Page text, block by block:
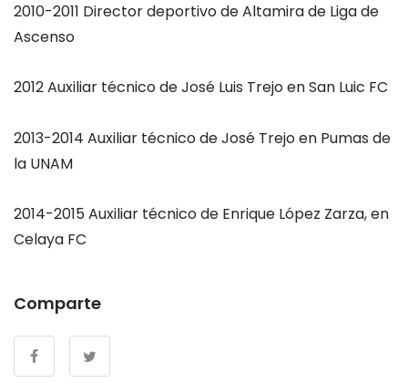
2010-2011 Director deportivo de Altamira de Liga de
Ascenso
2012 Auxiliar técnico de José Luis Trejo en San Luic FC
2013-2014 Auxiliar técnico de José Trejo en Pumas de
la UNAM
2014-2015 Auxiliar técnico de Enrique López Zarza, en
Celaya FC
Comparte